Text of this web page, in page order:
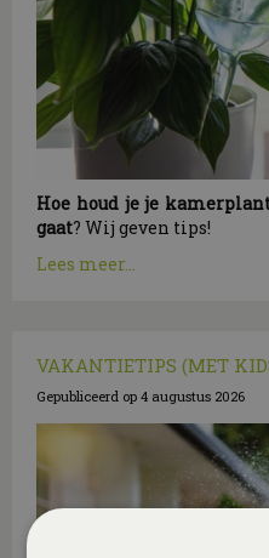
Hoe houd je je
gaat? Wij geven tips!
Lees meer...
VAKANTIETIPS (MET
Gepubliceerd op 4 augustus 2026